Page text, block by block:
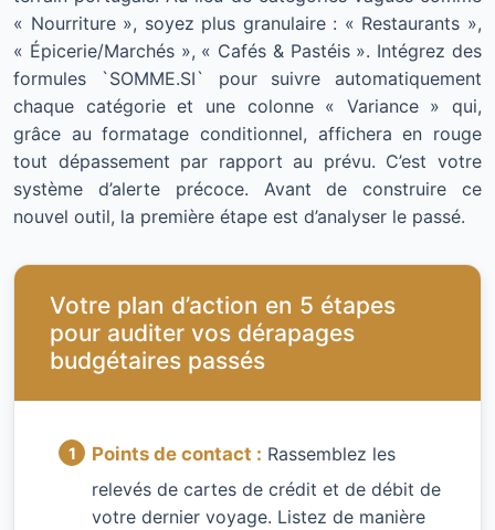
« Nourriture », soyez plus granulaire : « Restaurants »,
« Épicerie/Marchés », « Cafés & Pastéis ». Intégrez des
formules `SOMME.SI` pour suivre automatiquement
chaque catégorie et une colonne « Variance » qui,
grâce au formatage conditionnel, affichera en rouge
tout dépassement par rapport au prévu. C’est votre
système d’alerte précoce. Avant de construire ce
nouvel outil, la première étape est d’analyser le passé.
Votre plan d’action en 5 étapes
pour auditer vos dérapages
budgétaires passés
Points de contact : Rassemblez les
relevés de cartes de crédit et de débit de
votre dernier voyage. Listez de manière